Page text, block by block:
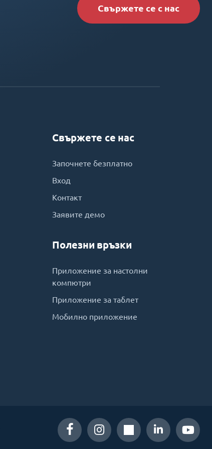
Свържете се с нас
Свържете се нас
Започнете безплатно
Вход
Контакт
Заявите демо
Полезни връзки
Приложение за настолни
компютри
Приложение за таблет
Мобилно приложение